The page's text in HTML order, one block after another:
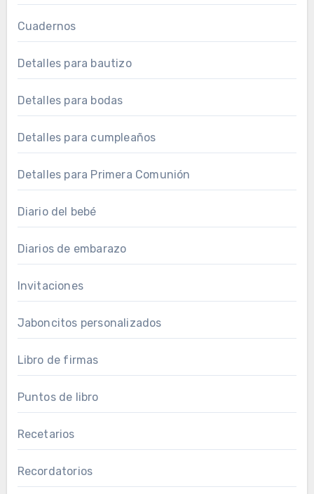
Cuadernos
Detalles para bautizo
Detalles para bodas
Detalles para cumpleaños
Detalles para Primera Comunión
Diario del bebé
Diarios de embarazo
Invitaciones
Jaboncitos personalizados
Libro de firmas
Puntos de libro
Recetarios
Recordatorios